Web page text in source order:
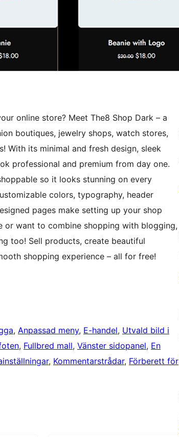
online store? Meet The8 Shop Dark – a
boutiques, jewelry shops, watch stores,
With its minimal and fresh design, sleek
professional and premium from day one.
so it looks stunning on every
colors, typography, header
pages make setting up your shop
or want to combine shopping with blogging,
too! Sell products, create beautiful
shopping experience – all for free!
, Anpassad meny, E-handel, Utvald bild i
, Fullbred mall, Vänster sidopanel, En
, Kommentarstrådar, Förberett för